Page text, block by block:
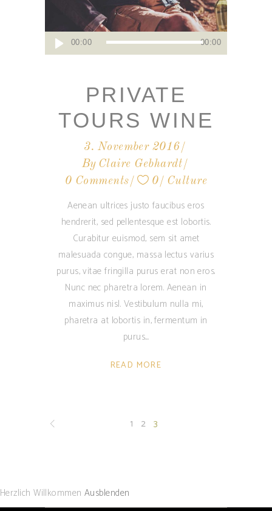
Audio-
Player
00:00 00:00
PRIVATE
TOURS WINE
3. November 2016
By Claire Gebhardt
0 Comments
0 Culture
Aenean ultrices justo faucibus eros
hendrerit, sed pellentesque est lobortis.
Curabitur euismod, sem sit amet
malesuada congue, massa lectus varius
purus, vitae fringilla purus erat non eros.
Nunc nec pharetra lorem. Aenean in
maximus nisl. Vestibulum nulla mi,
pharetra at lobortis in, fermentum in
purus.
READ MORE
1 2 3
Herzlich Willkommen Ausblenden